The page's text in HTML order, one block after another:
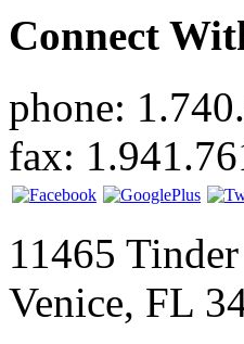
Connect
phone:
fax:
11465
Venice, FL